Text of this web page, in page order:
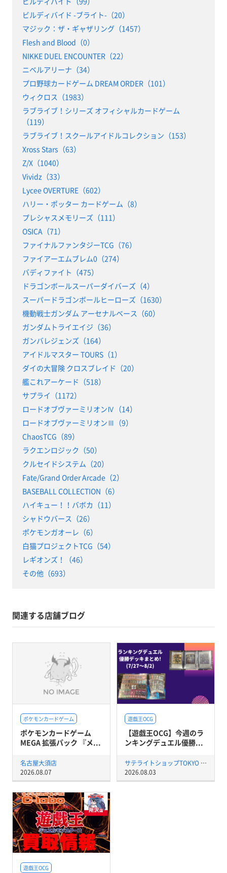
ビルディバイド -ブライト-（20）
マジック：ザ・ギャザリング（1457）
Flesh and Blood（0）
NIKKE DUEL ENCOUNTER（22）
ニベルアリーナ（34）
プロ野球カードゲーム DREAM ORDER（101）
ウィクロス（1983）
ラブライブ！シリーズ オフィシャルカードゲーム
（119）
ラブライブ！スクールアイドルコレクション（153）
Xross Stars（63）
Z/X（1040）
Vividz（33）
Lycee OVERTURE（602）
ハリー・ポッター カードゲーム（8）
プレシャスメモリーズ（111）
OSICA（71）
ファイナルファンタジーTCG（76）
ファイアーエムブレム0（274）
バディファイト（475）
ドラゴンボールスーパーダイバーズ（4）
スーパードラゴンボールヒーローズ（1630）
機動戦士ガンダム アーセナルベース（60）
ガンダムトライエイジ（36）
ガンバレジェンズ（164）
アイドルマスター TOURS（1）
ダイの大冒険 クロスブレイド（20）
艦これアーケード（518）
サプライ（1172）
ロードオブヴァーミリオンⅣ（14）
ロードオブヴァーミリオンⅢ（9）
ChaosTCG（89）
ラクエンロジック（50）
クルセイドシステム（20）
Fate/Grand Order Arcade（2）
BASEBALL COLLECTION（6）
ハイキュー！！バボカ（11）
シャドウバース（26）
ポケモンガオーレ（6）
白猫プロジェクトTCG（54）
レギオンズ！（46）
その他（693）
関連する店舗ブログ
ポケモンカードゲーム
ポケモンカードゲーム
MEGA 拡張パック 『メ...
名古屋大須店
2026.08.07
遊戯王OCG
【遊戯王OCG】今週のラ
ンキングデュエル優勝...
サテライトショップTOKYO 秋葉原店
2026.08.03
遊戯王OCG